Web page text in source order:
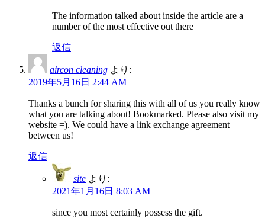
The information talked about inside the article are a
number of the most effective out there
返信
aircon cleaning より:
2019年5月16日 2:44 AM
Thanks a bunch for sharing this with all of us you really know
what you are talking about! Bookmarked. Please also visit my
website =). We could have a link exchange agreement
between us!
返信
site より:
2021年1月16日 8:03 AM
since you most certainly possess the gift.